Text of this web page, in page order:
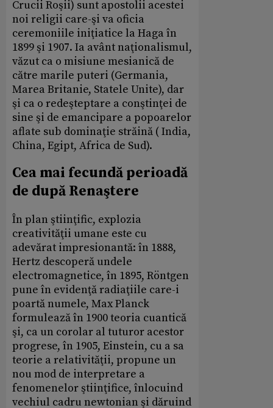
Crucii Roşii) sunt apostolii acestei
noi religii care-şi va oficia
ceremoniile iniţiatice la Haga în
1899 şi 1907. Ia avânt naţionalismul,
văzut ca o misiune mesianică de
către marile puteri (Germania,
Marea Britanie, Statele Unite), dar
şi ca o redeşteptare a conştinţei de
sine şi de emancipare a popoarelor
aflate sub dominaţie străină ( India,
China, Egipt, Africa de Sud).
Cea mai fecundă perioadă
de după Renaştere
În plan ştiinţific, explozia
creativităţii umane este cu
adevărat impresionantă: în 1888,
Hertz descoperă undele
electromagnetice, în 1895, Röntgen
pune în evidenţă radiaţiile care-i
poartă numele, Max Planck
formulează în 1900 teoria cuantică
şi, ca un corolar al tuturor acestor
progrese, în 1905, Einstein, cu a sa
teorie a relativităţii, propune un
nou mod de interpretare a
fenomenelor ştiinţifice, înlocuind
vechiul cadru newtonian şi dăruind